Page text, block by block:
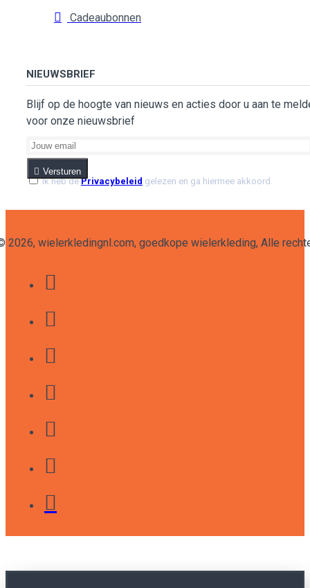
Cadeaubonnen
NIEUWSBRIEF
Blijf op de hoogte van nieuws en acties door u aan te
voor onze nieuwsbrief
Versturen
Ik heb dePrivacybeleid gelezen en ga hiermee akkoord.
2026, wielerkledingnl.com, goedkope wielerkleding, Alle